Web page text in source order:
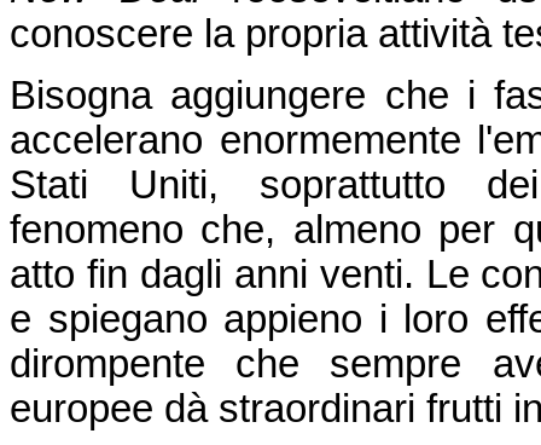
conoscere la propria attività
Bisogna aggiungere che i
accelerano enormemente
Stati Uniti, soprattutto
fenomeno che, almeno per
atto fin dagli anni venti. Le
e spiegano appieno i loro
dirompente che sempre
europee dà straordinari frutti